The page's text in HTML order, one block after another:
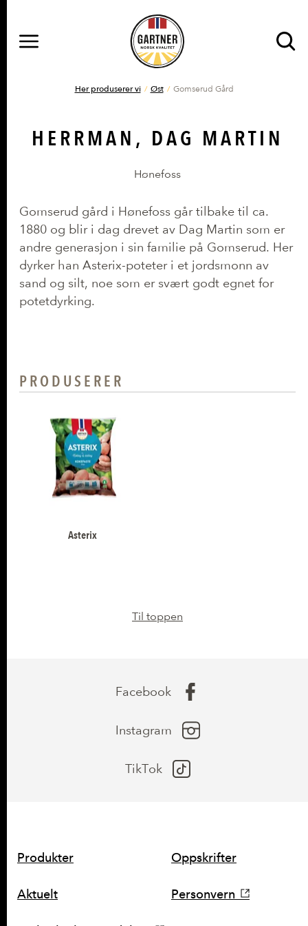
DU ER HERHer produserer vi Øst Gomserud Gård
HERRMAN, DAG MARTIN
Hønefoss
Gomserud gård i Hønefoss går tilbake til ca.
1880 og blir i dag drevet av Dag Martin som er
andre generasjon i sin familie på Gomserud. Her
dyrker han Asterix-poteter i et jordsmonn av
sand og silt, noe som er svært godt egnet for
potetdyrking.
PRODUSERER
Asterix
Til toppen
Facebook
Instagram
TikTok
SNARVEIER
Produkter Oppskrifter
Aktuelt Personvern